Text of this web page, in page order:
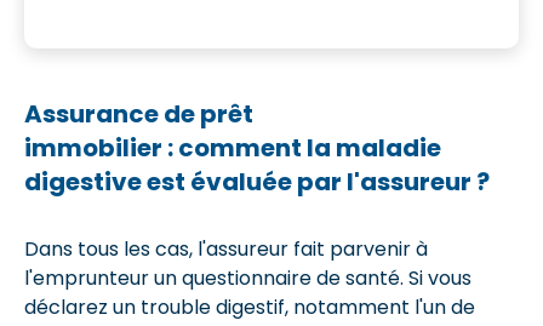
Assurance de prêt
immobilier : comment la maladie
digestive est évaluée par l'assureur ?
Dans tous les cas, l'assureur fait parvenir à
l'emprunteur un questionnaire de santé. Si vous
déclarez un trouble digestif, notamment l'un de